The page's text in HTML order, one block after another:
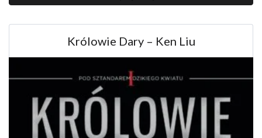
Królowie Dary – Ken Liu